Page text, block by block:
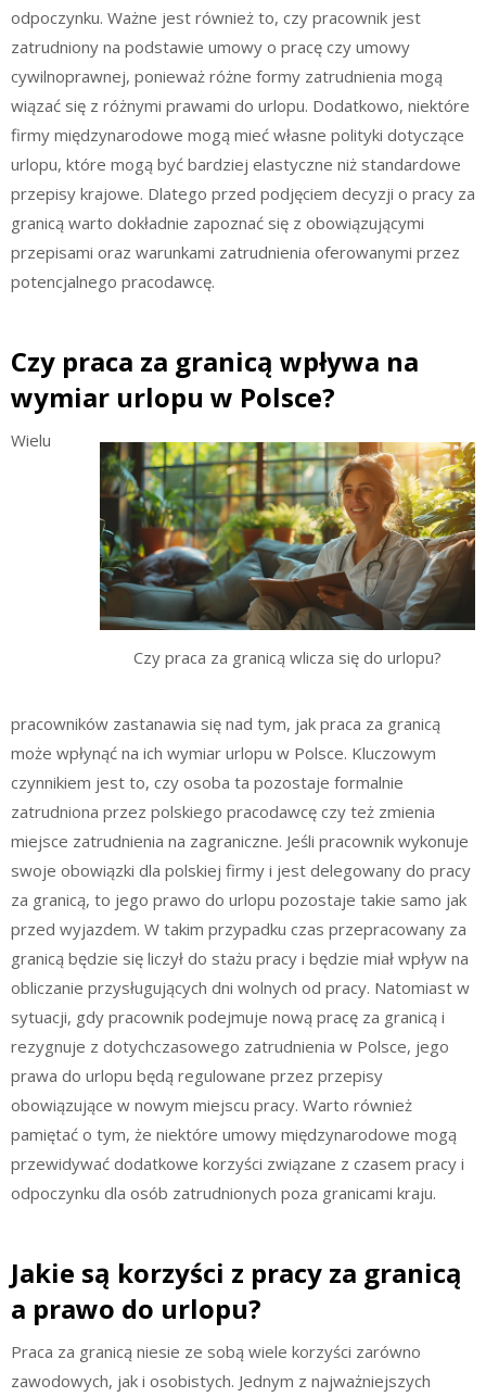
odpoczynku. Ważne jest również to, czy pracownik jest
zatrudniony na podstawie umowy o pracę czy umowy
cywilnoprawnej, ponieważ różne formy zatrudnienia mogą
wiązać się z różnymi prawami do urlopu. Dodatkowo, niektóre
firmy międzynarodowe mogą mieć własne polityki dotyczące
urlopu, które mogą być bardziej elastyczne niż standardowe
przepisy krajowe. Dlatego przed podjęciem decyzji o pracy za
granicą warto dokładnie zapoznać się z obowiązującymi
przepisami oraz warunkami zatrudnienia oferowanymi przez
potencjalnego pracodawcę.
Czy praca za granicą wpływa na
wymiar urlopu w Polsce?
Czy praca za granicą wlicza się do urlopu?
Wielu
pracowników zastanawia się nad tym, jak praca za granicą
może wpłynąć na ich wymiar urlopu w Polsce. Kluczowym
czynnikiem jest to, czy osoba ta pozostaje formalnie
zatrudniona przez polskiego pracodawcę czy też zmienia
miejsce zatrudnienia na zagraniczne. Jeśli pracownik wykonuje
swoje obowiązki dla polskiej firmy i jest delegowany do pracy
za granicą, to jego prawo do urlopu pozostaje takie samo jak
przed wyjazdem. W takim przypadku czas przepracowany za
granicą będzie się liczył do stażu pracy i będzie miał wpływ na
obliczanie przysługujących dni wolnych od pracy. Natomiast w
sytuacji, gdy pracownik podejmuje nową pracę za granicą i
rezygnuje z dotychczasowego zatrudnienia w Polsce, jego
prawa do urlopu będą regulowane przez przepisy
obowiązujące w nowym miejscu pracy. Warto również
pamiętać o tym, że niektóre umowy międzynarodowe mogą
przewidywać dodatkowe korzyści związane z czasem pracy i
odpoczynku dla osób zatrudnionych poza granicami kraju.
Jakie są korzyści z pracy za granicą
a prawo do urlopu?
Praca za granicą niesie ze sobą wiele korzyści zarówno
zawodowych, jak i osobistych. Jednym z najważniejszych